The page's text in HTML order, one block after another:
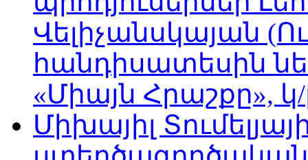
Վելիչանսկայան
հանդիսատեսին
«Միայն Հրաշքը», կ/
Միխայիլ